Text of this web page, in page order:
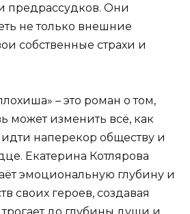
предрассудков. Они
не только внешние
собственные страхи и
– это роман о том,
может изменить всё, как
наперекор обществу и
Екатерина Котлярова
эмоциональную глубину и
своих героев, создавая